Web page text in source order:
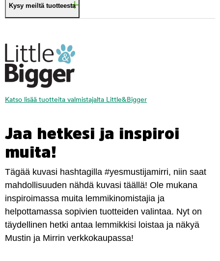
Kysy meiltä tuotteesta
Katso lisää tuotteita valmistajalta Little&Bigger
Jaa hetkesi ja inspiroi
muita!
Tägää kuvasi hashtagilla #yesmustijamirri, niin saat
mahdollisuuden nähdä kuvasi täällä! Ole mukana
inspiroimassa muita lemmikinomistajia ja
helpottamassa sopivien tuotteiden valintaa. Nyt on
täydellinen hetki antaa lemmikkisi loistaa ja näkyä
Mustin ja Mirrin verkkokaupassa!